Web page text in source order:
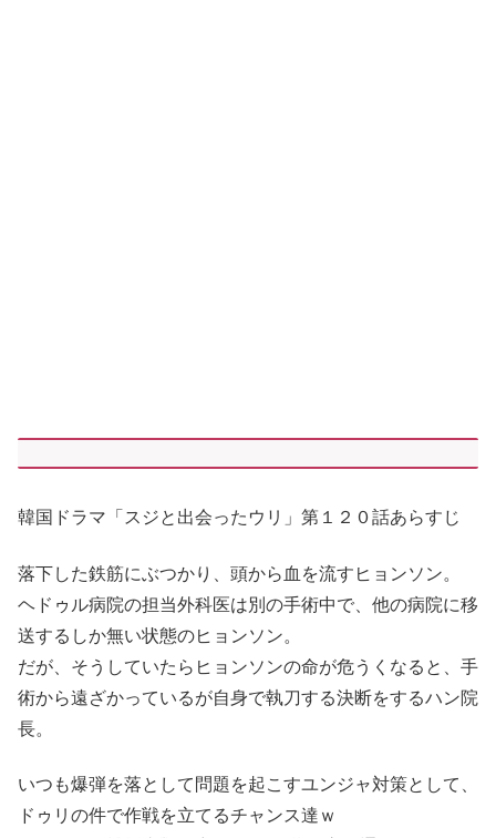
韓国ドラマ「スジと出会ったウリ」第１２０話あらすじ
落下した鉄筋にぶつかり、頭から血を流すヒョンソン。
ヘドゥル病院の担当外科医は別の手術中で、他の病院に移
送するしか無い状態のヒョンソン。
だが、そうしていたらヒョンソンの命が危うくなると、手
術から遠ざかっているが自身で執刀する決断をするハン院
長。
いつも爆弾を落として問題を起こすユンジャ対策として、
ドゥリの件で作戦を立てるチャンス達ｗ